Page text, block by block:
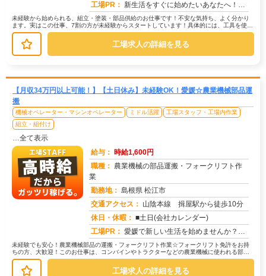
工場PR： 新生活をすぐに始めたいあなたへ！株式会社京栄センターでは、未経験者も安心してスタートできる環境が整っています。→最...
未経験から始められる、組立・塗装・部品供給のお仕事です！不安な気持ち、よく分かり
ます。実はこの仕事、7割の方が未経験からスタートしています！具体的には、工具を使っ
て部品を組み立てたり、塗装機械を...
工場求人の詳細を見る
【月収34万円以上可能！】【土日休み】未経験OK！愛媛☆農業機械部品運
搬
機械オペレーター・マシンオペレーター ミドル活躍
工場スタッフ・工場内作業
組立・組付け
…全て表示
給与： 時給1,600円
職種： 農業機械の部品運搬・フォークリフト作
業
勤務地： 島根県 松江市
交通アクセス： 山陰本線 揖屋駅から徒歩10分
休日・休暇： ■土日(会社カレンダー)
工場PR： 愛媛で新しい生活を始めませんか？☆ すぐに住める寮完備！面倒な手続きは一切不要です。☆ 男女問わず活躍中！年齢や性...
未経験でも安心！農業機械部品の運搬・フォークリフト作業☆フォークリフト免許をお持
ちの方、大歓迎！このお仕事は、コンバインやトラクターなどの農業機械に使われる部品
の運搬が中心です。→ 具体的には、...
工場求人の詳細を見る